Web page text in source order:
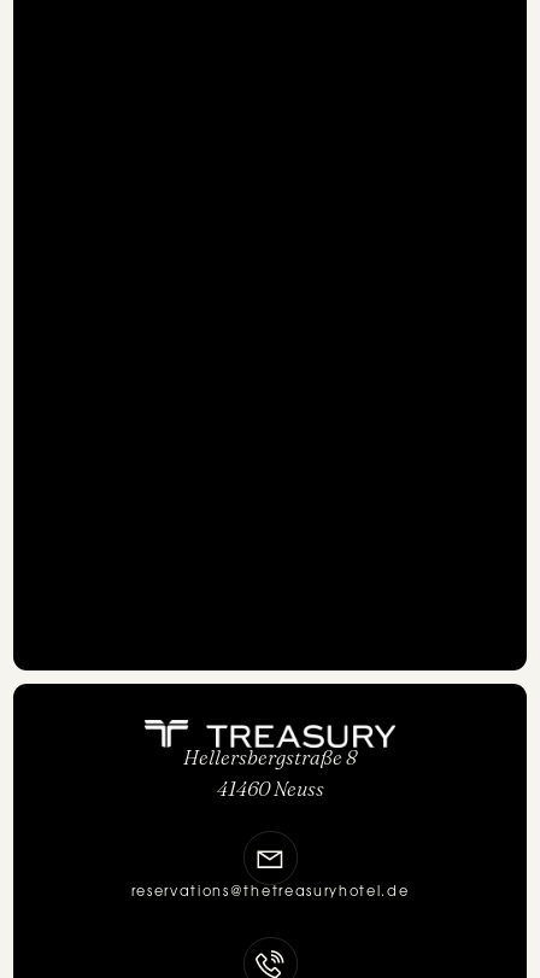
reservations@thetreasuryhotel.de
Hellersbergstraße 8
41460 Neuss